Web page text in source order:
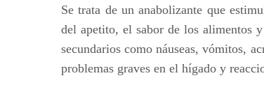
Se trata de un anabolizante que
del apetito, el sabor de los alimentos
secundarios como náuseas, vómitos,
problemas graves en el hígado y